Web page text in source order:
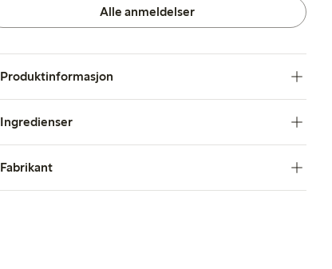
Alle anmeldelser
Produktinformasjon
Ingredienser
Fabrikant